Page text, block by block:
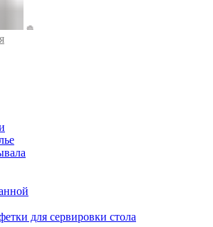
для сервировки стола